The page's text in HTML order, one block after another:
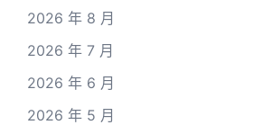
2026 年 8 月
2026 年 7 月
2026 年 6 月
2026 年 5 月